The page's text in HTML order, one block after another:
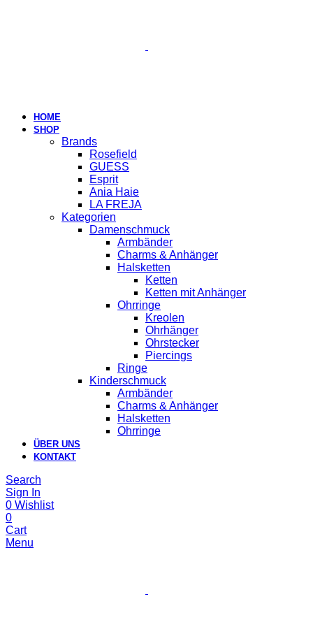
HOME
SHOP
Brands
Rosefield
GUESS
Esprit
Ania Haie
LA FREJA
Kategorien
Damenschmuck
Armbänder
Charms & Anhänger
Halsketten
Ketten
Ketten mit Anhänger
Ohrringe
Kreolen
Ohrhänger
Ohrstecker
Piercings
Ringe
Kinderschmuck
Armbänder
Charms & Anhänger
Halsketten
Ohrringe
ÜBER UNS
KONTAKT
Search
Sign In
0 Wishlist
0
Cart
Menu